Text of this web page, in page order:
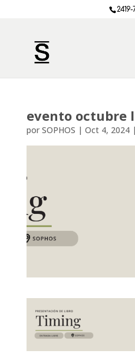
2419-
evento octubre
por SOPHOS | Oct 4, 2024|